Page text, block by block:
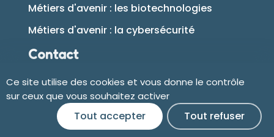
Métiers d'avenir : les biotechnologies
Métiers d'avenir : la cybersécurité
Contact
Plan du site
Accessibilité
Ce site utilise des cookies et vous donne le contrôle
sur ceux que vous souhaitez activer
Tout accepter
Tout refuser